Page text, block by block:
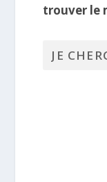
trouver le